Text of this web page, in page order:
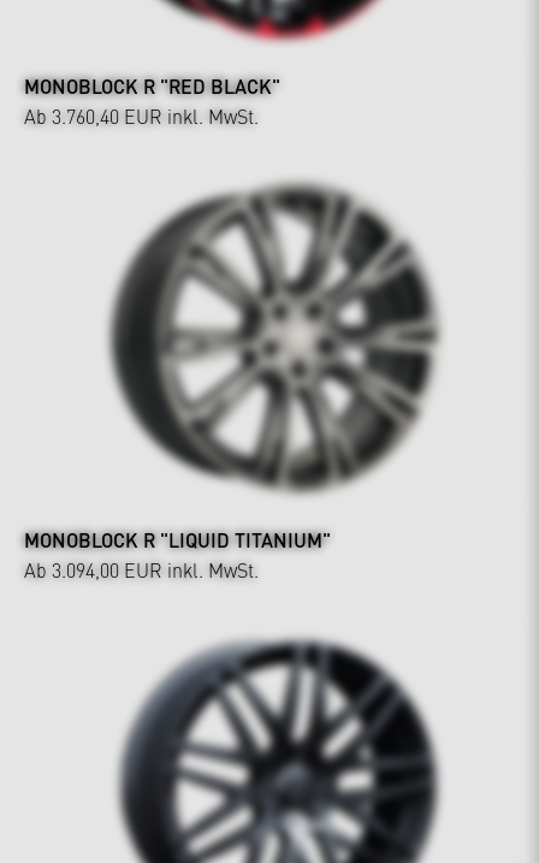
MONOBLOCK R "RED BLACK"
Ab 3.760,40 EUR inkl. MwSt.
MONOBLOCK R "LIQUID TITANIUM"
Ab 3.094,00 EUR inkl. MwSt.